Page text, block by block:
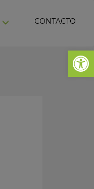
Abrir
CONTACTO